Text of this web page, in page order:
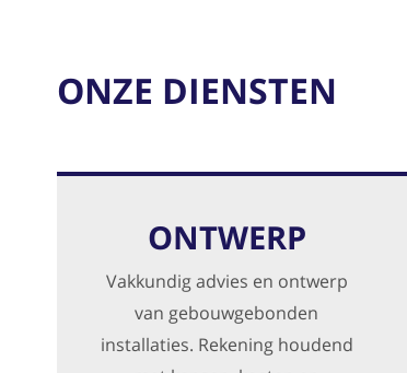
ONZE DIENSTEN
ONTWERP
Vakkundig advies en ontwerp
van gebouwgebonden
installaties. Rekening houdend